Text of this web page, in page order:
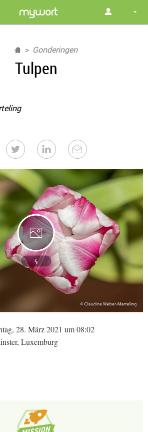
Gonderingen
Tulpen
4
28. März 2021 um 08:02
Luxemburg